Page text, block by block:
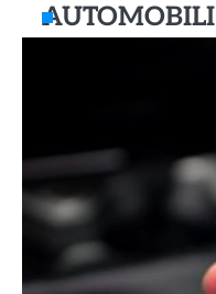
AUTOMOBILI